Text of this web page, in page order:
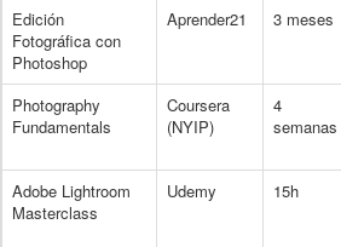
Edición
Fotográfica con
Photoshop
Aprender21 3 meses
Photography
Fundamentals
Coursera
(NYIP)
4
semanas
Adobe Lightroom
Masterclass
Udemy 15h